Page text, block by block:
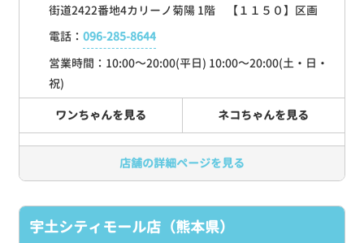
街道2422番地4カリーノ菊陽 1階 【１１５０】区画
電話：096-285-8644
営業時間：10:00～20:00(平日) 10:00～20:00(土・日・
祝)
ワンちゃんを見る ネコちゃんを見る
店舗の詳細ページを見る
宇土シティモール店（熊本県）